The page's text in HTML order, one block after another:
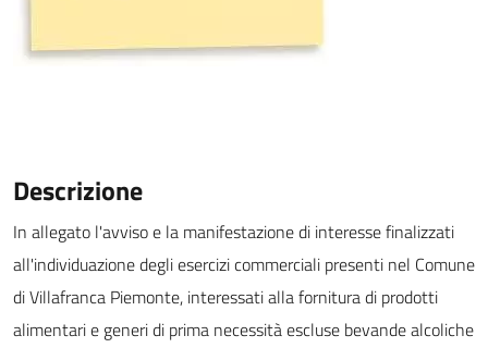
Descrizione
In allegato l'avviso e la manifestazione di interesse finalizzati
all'individuazione degli esercizi commerciali presenti nel Comune
di Villafranca Piemonte, interessati alla fornituradi prodotti
alimentari e generi di prima necessità escluse bevande alcoliche